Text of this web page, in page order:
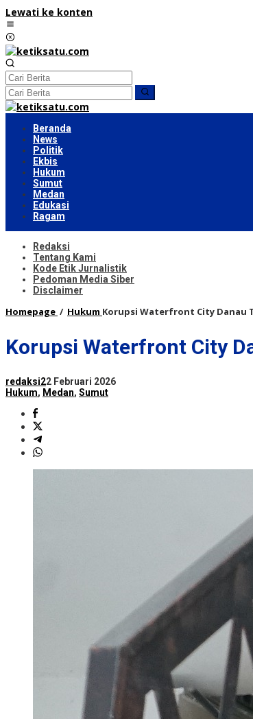
Lewati ke konten
Beranda
News
Politik
Ekbis
Hukum
Sumut
Medan
Edukasi
Ragam
Redaksi
Tentang Kami
Kode Etik Jurnalistik
Pedoman Media Siber
Disclaimer
Homepage / Hukum Korupsi Waterfront City Danau
Korupsi Waterfront City
redaksi22 Februari 2026
Hukum, Medan, Sumut